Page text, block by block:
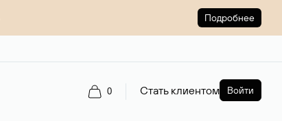
Подробнее
0 Стать клиентом Войти